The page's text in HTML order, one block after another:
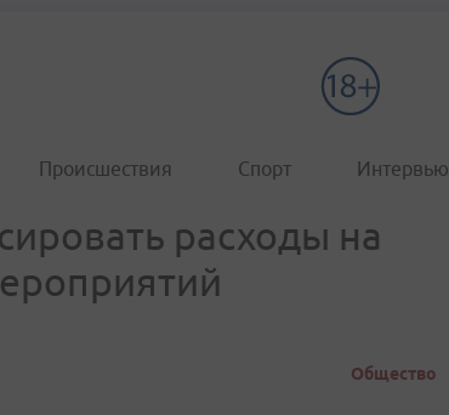
Происшествия Спорт Интервью
расходы на
Общество